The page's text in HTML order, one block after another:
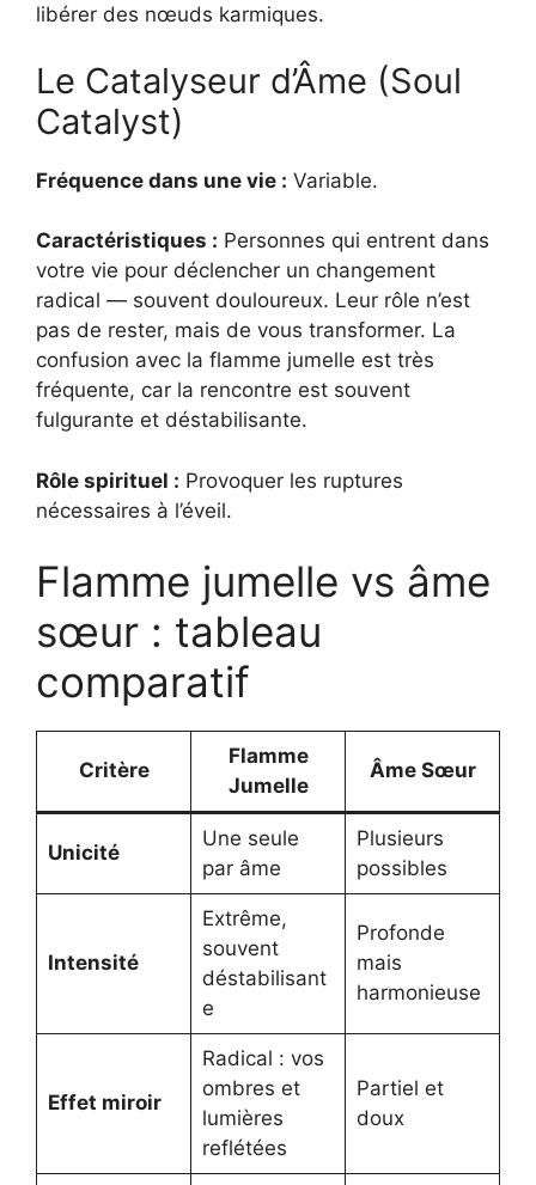
libérer des nœuds karmiques.
Le Catalyseur d’Âme (Soul
Catalyst)
Fréquence dans une vie : Variable.
Caractéristiques : Personnes qui entrent dans
votre vie pour déclencher un changement
radical — souvent douloureux. Leur rôle n’est
pas de rester, mais de vous transformer. La
confusion avec la flamme jumelle est très
fréquente, car la rencontre est souvent
fulgurante et déstabilisante.
Rôle spirituel : Provoquer les ruptures
nécessaires à l’éveil.
Flamme jumelle vs âme
sœur : tableau
comparatif
Critère
Flamme
Jumelle
Âme Sœur
Unicité
Une seule
par âme
Plusieurs
possibles
Intensité
Extrême,
souvent
déstabilisant
e
Profonde
mais
harmonieuse
Effet miroir
Radical : vos
ombres et
lumières
reflétées
Partiel et
doux